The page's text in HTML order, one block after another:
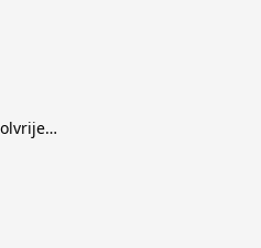
Appero Time en alcoholvrije dranken